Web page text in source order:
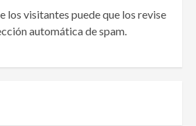
los visitantes puede que los revise
automática de spam.